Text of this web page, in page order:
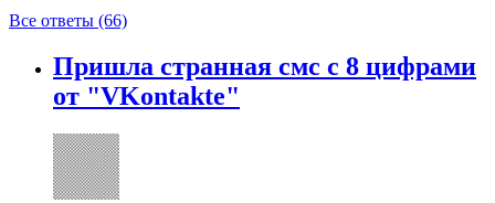
Все ответы (66)
Пришла странная смс с 8 цифрами
от "VKontakte"